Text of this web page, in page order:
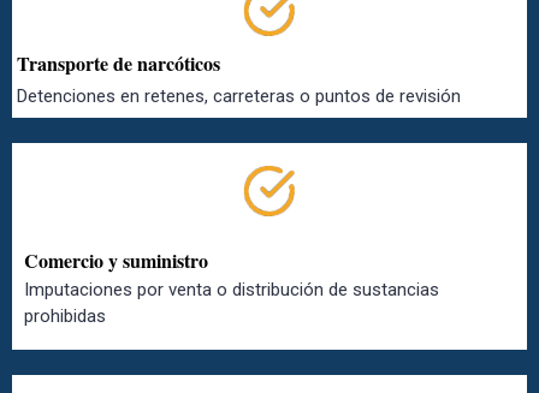
Transporte de narcóticos
Detenciones en retenes, carreteras o puntos de revisión
Comercio y suministro
Imputaciones por venta o distribución de sustancias
prohibidas